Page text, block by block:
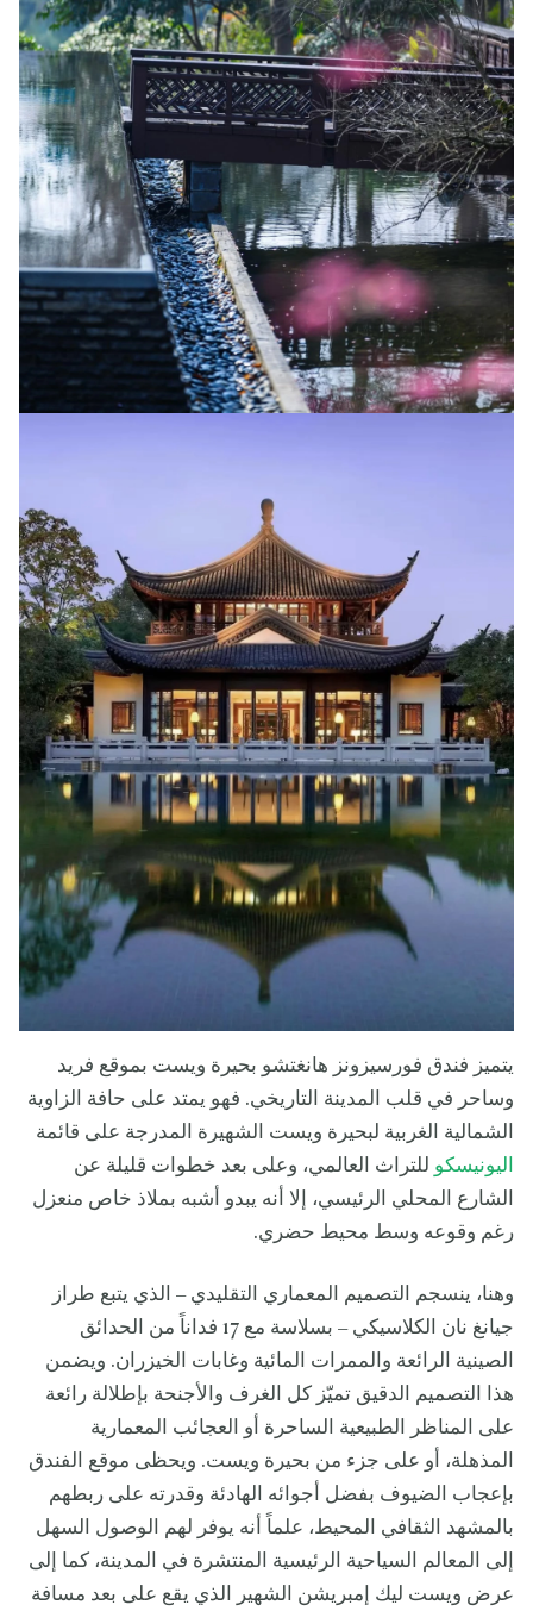
يتميز فندق فورسيزونز هانغتشو بحيرة ويست بموقع فريد
وساحر في قلب المدينة التاريخي. فهو يمتد على حافة الزاوية
الشمالية الغربية لبحيرة ويست الشهيرة المدرجة على قائمة
اليونيسكو للتراث العالمي، وعلى بعد خطوات قليلة عن
الشارع المحلي الرئيسي، إلا أنه يبدو أشبه بملاذ خاص منعزل
رغم وقوعه وسط محيط حضري.
وهنا، ينسجم التصميم المعماري التقليدي – الذي يتبع طراز
جيانغ نان الكلاسيكي – بسلاسة مع 17 فداناً من الحدائق
الصينية الرائعة والممرات المائية وغابات الخيزران. ويضمن
هذا التصميم الدقيق تميّز كل الغرف والأجنحة بإطلالة رائعة
على المناظر الطبيعية الساحرة أو العجائب المعمارية
المذهلة، أو على جزء من بحيرة ويست. ويحظى موقع الفندق
بإعجاب الضيوف بفضل أجوائه الهادئة وقدرته على ربطهم
بالمشهد الثقافي المحيط، علماً أنه يوفر لهم الوصول السهل
إلى المعالم السياحية الرئيسية المنتشرة في المدينة، كما إلى
عرض ويست ليك إمبريشن الشهير الذي يقع على بعد مسافة